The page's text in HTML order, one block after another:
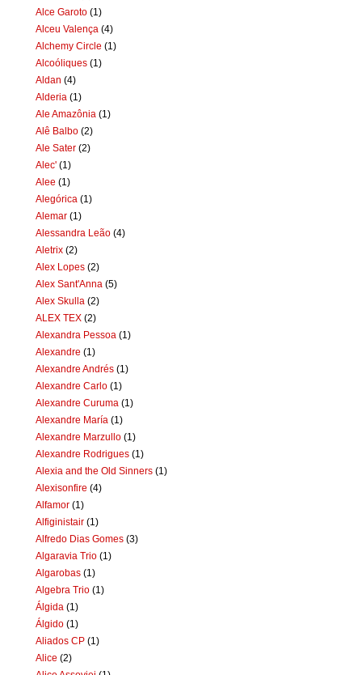
Alce Garoto (1)
Alceu Valença (4)
Alchemy Circle (1)
Alcoóliques (1)
Aldan (4)
Alderia (1)
Ale Amazônia (1)
Alê Balbo (2)
Ale Sater (2)
Alec' (1)
Alee (1)
Alegórica (1)
Alemar (1)
Alessandra Leão (4)
Aletrix (2)
Alex Lopes (2)
Alex Sant'Anna (5)
Alex Skulla (2)
ALEX TEX (2)
Alexandra Pessoa (1)
Alexandre (1)
Alexandre Andrés (1)
Alexandre Carlo (1)
Alexandre Curuma (1)
Alexandre María (1)
Alexandre Marzullo (1)
Alexandre Rodrigues (1)
Alexia and the Old Sinners (1)
Alexisonfire (4)
Alfamor (1)
Alfiginistair (1)
Alfredo Dias Gomes (3)
Algaravia Trio (1)
Algarobas (1)
Algebra Trio (1)
Álgida (1)
Álgido (1)
Aliados CP (1)
Alice (2)